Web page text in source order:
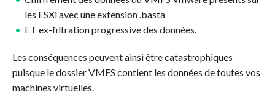
les ESXi avec une extension .basta
ET ex-filtration progressive des données.
Les conséquences peuvent ainsi être catastrophiques
puisque le dossier VMFS contient les données de toutes vos
machines virtuelles.